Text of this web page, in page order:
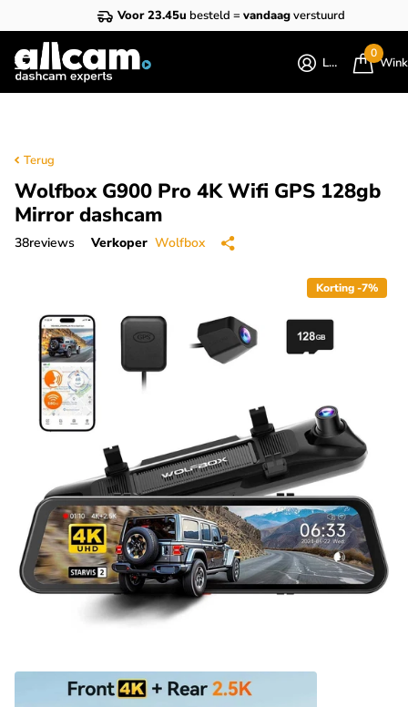
Voor 23.45u besteld = vandaagverstuurd
Login
0
Terug
Wolfbox G900 Pro 4K Wifi GPS 128gb
Mirror dashcam
38reviews Verkoper Wolfbox
Korting -7%